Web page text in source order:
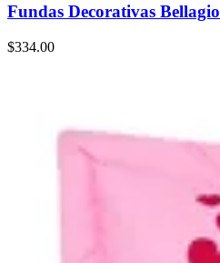
Fundas Decorativas Bellagio
$334.00